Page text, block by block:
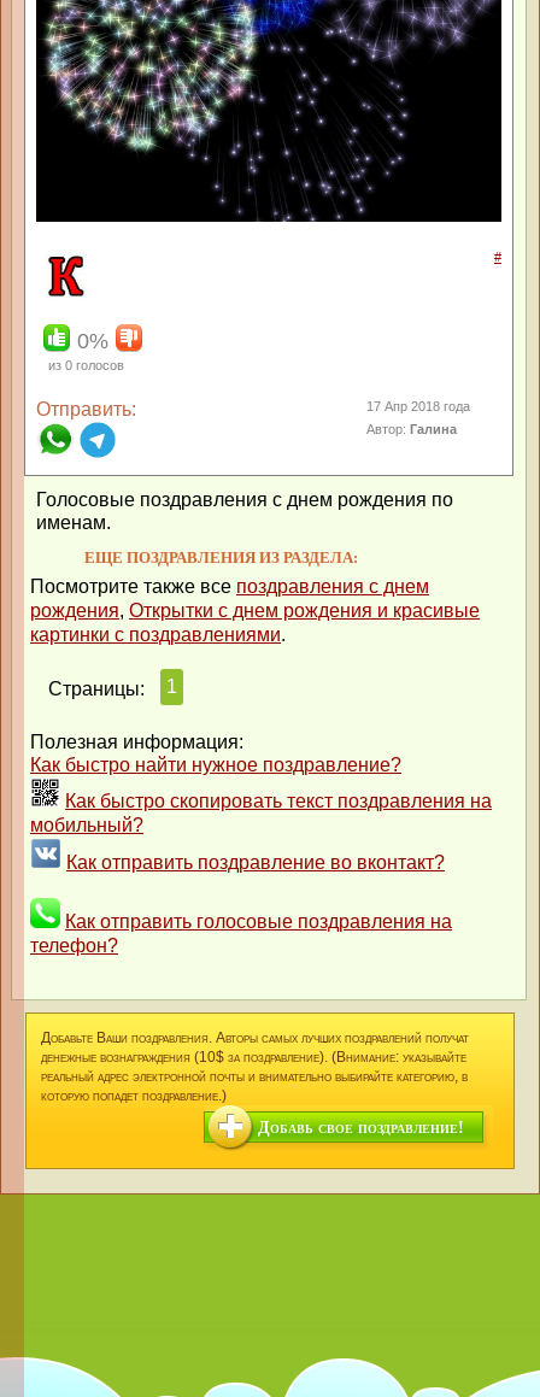
#
0%
из 0 голосов
Отправить:
17 Апр 2018 года
Автор:Галина
Голосовые поздравления с днем рождения по
именам.
ЕЩЕ ПОЗДРАВЛЕНИЯ ИЗ РАЗДЕЛА:
Посмотрите также все поздравления с днем
рождения, Открытки с днем рождения и красивые
картинки с поздравлениями.
Страницы: 1
Полезная информация:
Как быстро найти нужное поздравление?
Как быстро скопировать текст поздравления на
мобильный?
Как отправить поздравление во вконтакт?
Как отправить голосовые поздравления на
телефон?
Добавьте Ваши поздравления. Авторы самых лучших поздравлений получат
денежные вознаграждения (10$ за поздравление). (Внимание: указывайте
реальный адрес электронной почты и внимательно выбирайте категорию, в
которую попадет поздравление.)
Добавь свое поздравление!